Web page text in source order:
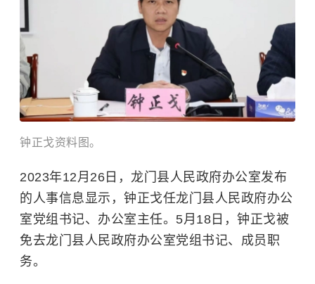
钟正戈资料图。
2023年12月26日，龙门县人民政府办公室发布
的人事信息显示，钟正戈任龙门县人民政府办公
室党组书记、办公室主任。5月18日，钟正戈被
免去龙门县人民政府办公室党组书记、成员职
务。